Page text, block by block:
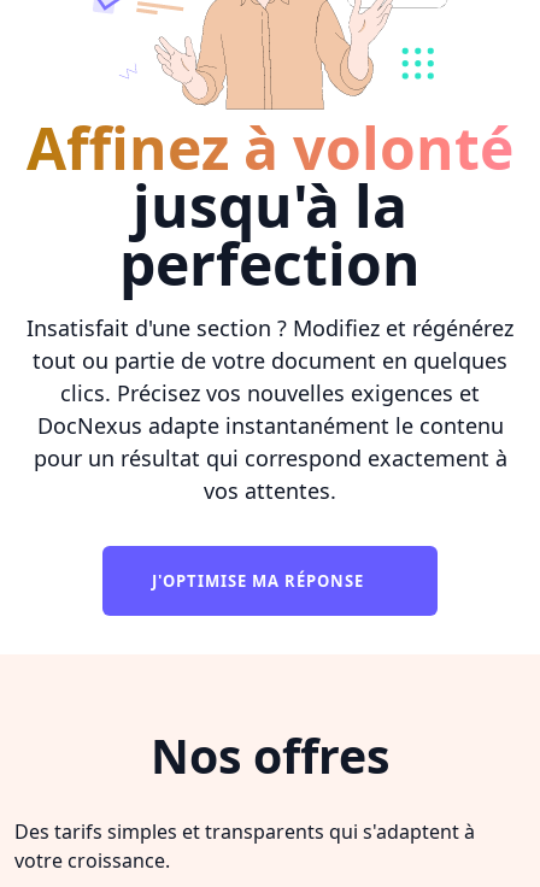
Affinez à volonté
jusqu'à la
perfection
Insatisfait d'une section ? Modifiez et régénérez
tout ou partie de votre document en quelques
clics. Précisez vos nouvelles exigences et
DocNexus adapte instantanément le contenu
pour un résultat qui correspond exactement à
vos attentes.
J'OPTIMISE MA RÉPONSE
Nos offres
Des tarifs simples et transparents qui s'adaptent à
votre croissance.